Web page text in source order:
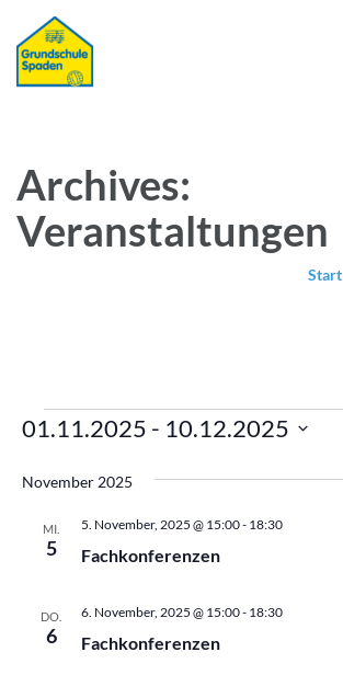
Archives:
Veranstaltungen
Start
Veranstaltungen
01.11.2025 - 10.12.2025
wählen.
November 2025
MI.
5 Fachkonferenzen
5. November, 2025 @ 15:00- 18:30
DO.
6 Fachkonferenzen
6. November, 2025 @ 15:00- 18:30